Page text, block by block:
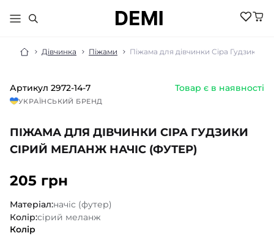
Дівчинка Піжами Піжама для дівчинки Сіра Гудзики
Артикул 2972-14-7 Товар є в наявності
УКРАЇНСЬКИЙ БРЕНД
ПІЖАМА ДЛЯ ДІВЧИНКИ СІРА ГУДЗИКИ
СІРИЙ МЕЛАНЖ НАЧІС (ФУТЕР)
205 грн
Матеріал:начіс (футер)
Колір:сірий меланж
Колір
МАЛЮКАМ
НОВИНКИ
РОЗПРОДАЖ
АКСЕСУАРИ
БІЛИЗНА ПІЖАМИ
БОДІ ПІСОЧНИКИ
НОВИНКИ
БІЛИЗНА
БОМБЕРИ КУРТКИ
ВЕЛОСИПЕДКИ
РОЗПРОДАЖ
БІЛИЗНА
ГОЛЬФИ
ЖІНКИ
БІЛИЗНА